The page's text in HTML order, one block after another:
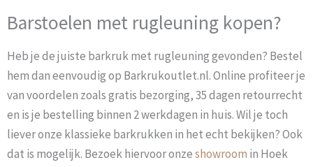
Barstoelen met rugleuning kopen?
Heb je de juiste barkruk met rugleuning gevonden? Bestel
hem dan eenvoudig op Barkrukoutlet.nl. Online profiteer je
van voordelen zoals gratis bezorging, 35 dagen retourrecht
en is je bestelling binnen 2 werkdagen in huis. Wil je toch
liever onze klassieke barkrukken in het echt bekijken? Ook
dat is mogelijk. Bezoek hiervoor onzeshowroom in Hoek